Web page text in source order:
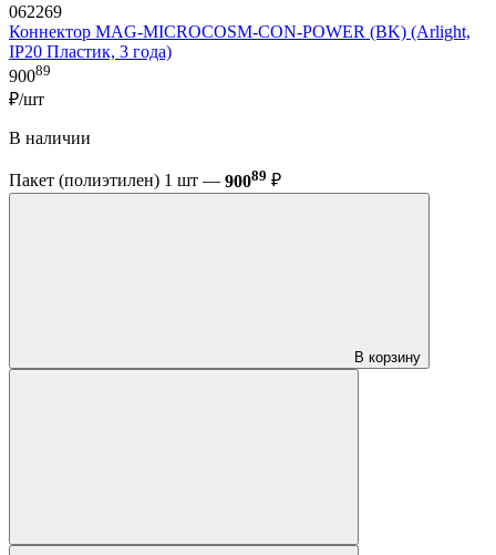
062269
Коннектор MAG-MICROCOSM-CON-POWER (BK) (Arlight,
IP20 Пластик, 3 года)
90089
₽/шт
В наличии
Пакет (полиэтилен) 1 шт — 90089 ₽
В корзину